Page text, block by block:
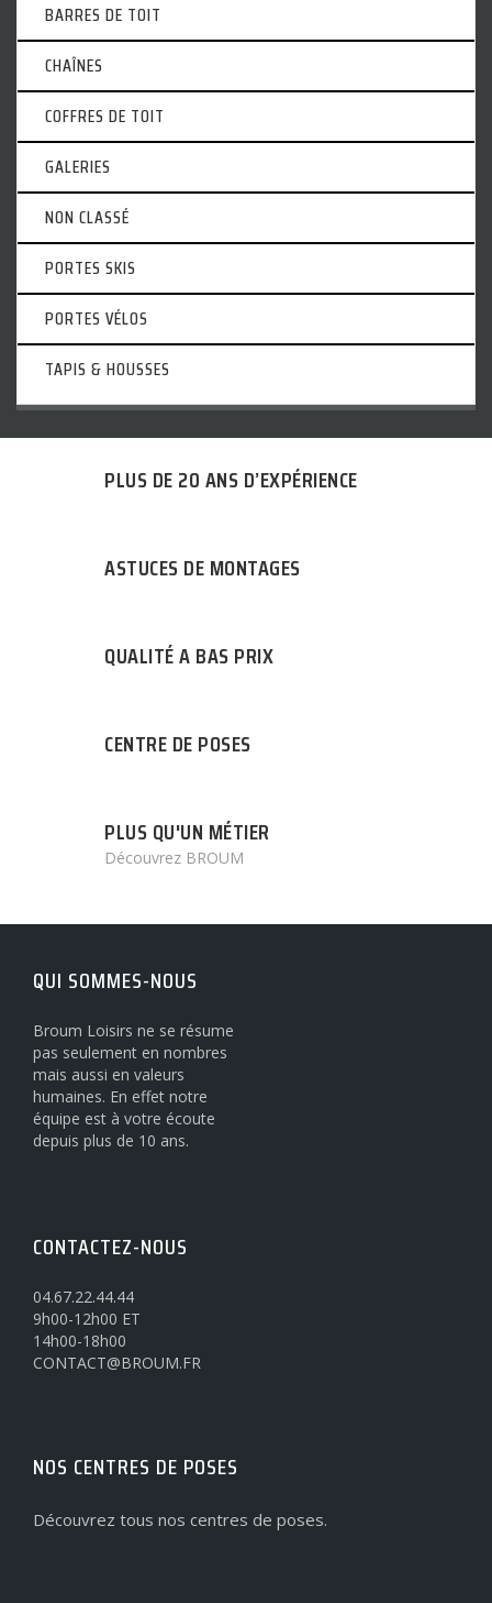
BARRES DE TOIT
CHAÎNES
COFFRES DE TOIT
GALERIES
NON CLASSÉ
PORTES SKIS
PORTES VÉLOS
TAPIS & HOUSSES
PLUS DE 20 ANS D’EXPÉRIENCE
ASTUCES DE MONTAGES
QUALITÉ A BAS PRIX
CENTRE DE POSES
PLUS QU'UN MÉTIER
Découvrez BROUM
QUI SOMMES-NOUS
Broum Loisirs ne se résume
pas seulement en nombres
mais aussi en valeurs
humaines. En effet notre
équipe est à votre écoute
depuis plus de 10 ans.
CONTACTEZ-NOUS
04.67.22.44.44
9h00-12h00 ET
14h00-18h00
CONTACT@BROUM.FR
NOS CENTRES DE POSES
Découvrez tous nos centres de poses.